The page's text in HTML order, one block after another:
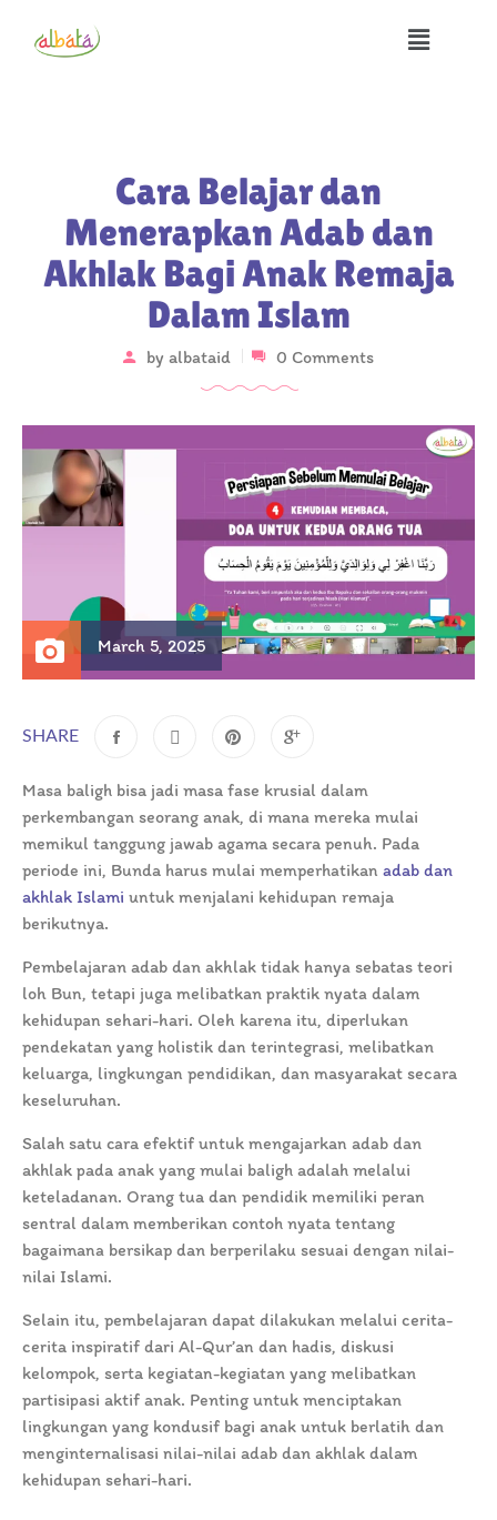
Cara Belajar dan
Menerapkan Adab dan
Akhlak Bagi Anak Remaja
Dalam Islam
by albataid 0 Comments
March 5, 2025
SHARE
Masa baligh bisa jadi masa fase krusial dalam
perkembangan seorang anak, di mana mereka mulai
memikul tanggung jawab agama secara penuh. Pada
periode ini, Bunda harus mulai memperhatikan adab dan
akhlak Islami untuk menjalani kehidupan remaja
berikutnya.
Pembelajaran adab dan akhlak tidak hanya sebatas teori
loh Bun, tetapi juga melibatkan praktik nyata dalam
kehidupan sehari-hari. Oleh karena itu, diperlukan
pendekatan yang holistik dan terintegrasi, melibatkan
keluarga, lingkungan pendidikan, dan masyarakat secara
keseluruhan.
Salah satu cara efektif untuk mengajarkan adab dan
akhlak pada anak yang mulai baligh adalah melalui
keteladanan. Orang tua dan pendidik memiliki peran
sentral dalam memberikan contoh nyata tentang
bagaimana bersikap dan berperilaku sesuai dengan nilai-
nilai Islami.
Selain itu, pembelajaran dapat dilakukan melalui cerita-
cerita inspiratif dari Al-Qur’an dan hadis, diskusi
kelompok, serta kegiatan-kegiatan yang melibatkan
partisipasi aktif anak. Penting untuk menciptakan
lingkungan yang kondusif bagi anak untuk berlatih dan
menginternalisasi nilai-nilai adab dan akhlak dalam
kehidupan sehari-hari.